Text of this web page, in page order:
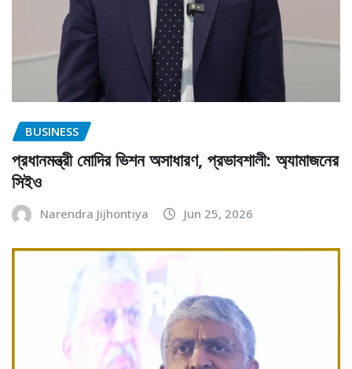
BUSINESS
প্রধানমন্ত্রী মোদির ভিশন অসাধারণ, প্রভাবশালী: অ্যামাজনের
সিইও
Narendra Jijhontiya Jun 25, 2026